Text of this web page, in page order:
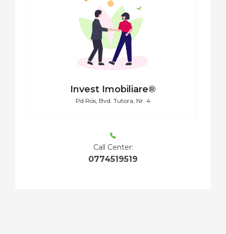
Invest Imobiliare®
Pd Ros, Bvd. Tutora, Nr. 4
Call Center:
0774519519